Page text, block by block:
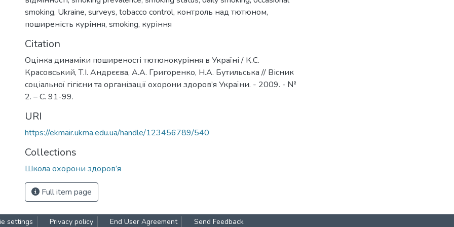
smoking, Ukraine, surveys, tobacco control, контроль над тютюном,
поширеність куріння, smoking, куріння
Citation
Оцінка динаміки поширеності тютюнокуріння в Україні / К.С.
Красовський, Т.І. Андрєєва, А.А. Григоренко, Н.А. Бутильська // Вісник
соціальної гігієни та організації охорони здоров’я України. - 2009. - №
2. – С. 91-99.
URI
https://ekmair.ukma.edu.ua/handle/123456789/540
Collections
Школа охорони здоров’я
Full item page
settings Privacy policy End User Agreement Send Feedback